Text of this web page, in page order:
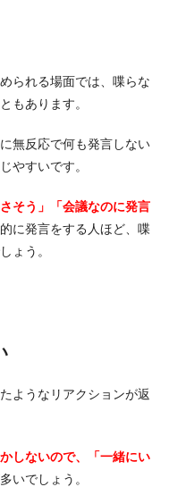
られる場面では、喋らな
もあります。
無反応で何も発言しない
やすいです。
そう」「会議なのに発言
に発言をする人ほど、喋
ょう。
ようなリアクションが返
しないので、「一緒にい
いでしょう。